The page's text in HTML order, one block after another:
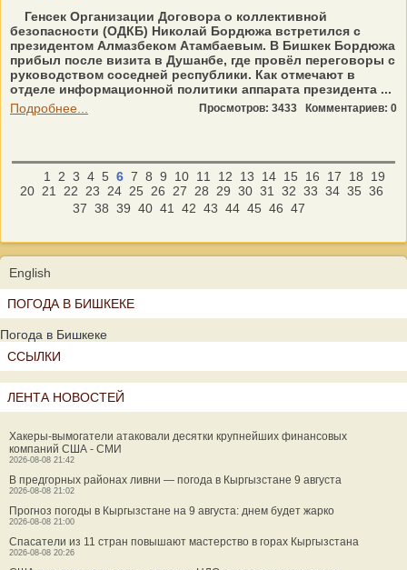
Генсек Организации Договора о коллективной
безопасности (ОДКБ) Николай Бордюжа встретился с
президентом Алмазбеком Атамбаевым. В Бишкек Бордюжа
прибыл после визита в Душанбе, где провёл переговоры с
руководством соседней республики. Как отмечают в
отделе информационной политики аппарата президента ...
Подробнее...
Просмотров: 3433 Комментариев: 0
1 2 3 4 5 6 7 8 9 10 11 12 13 14 15 16 17 18
19
20 21 22 23 24 25 26 27 28 29 30 31 32 33 34 35 36
37 38 39 40 41 42 43 44 45 46 47
English
ПОГОДА В БИШКЕКЕ
Погода в Бишкеке
ССЫЛКИ
ЛЕНТА НОВОСТЕЙ
Хакеры-вымогатели атаковали десятки крупнейших финансовых
компаний США - СМИ
2026-08-08 21:42
В предгорных районах ливни — погода в Кыргызстане 9 августа
2026-08-08 21:02
Прогноз погоды в Кыргызстане на 9 августа: днем будет жарко
2026-08-08 21:00
Спасатели из 11 стран повышают мастерство в горах Кыргызстана
2026-08-08 20:26